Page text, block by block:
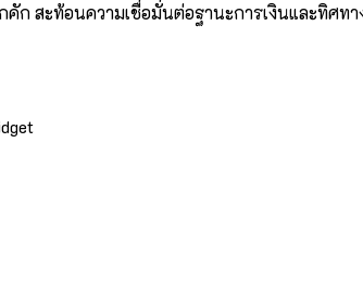
สะท้อนความเชื่อมั่นต่อฐานะการเงินและทิศทา